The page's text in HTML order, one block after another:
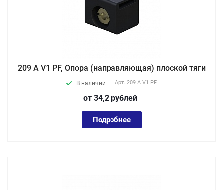
209 A V1 PF, Опора (направляющая) плоской тяги
В наличии Арт. 209 A V1 PF
от 34,2 рублей
Подробнее